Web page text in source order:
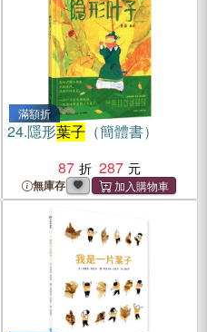
滿額折
24.隱形葉子 （簡體書）
87
287
無庫存